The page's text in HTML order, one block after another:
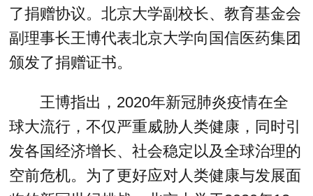
了捐赠协议。北京大学副校长、教育基金会
副理事长王博代表北京大学向国信医药集团
颁发了捐赠证书。
王博指出，2020年新冠肺炎疫情在全
球大流行，不仅严重威胁人类健康，同时引
发各国经济增长、社会稳定以及全球治理的
空前危机。为了更好应对人类健康与发展面